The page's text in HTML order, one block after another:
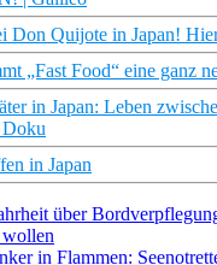
Don Quijote in Japan!
„Fast Food“ eine ganz
in Japan: Leben
in Japan
über
wollen
in Flammen: